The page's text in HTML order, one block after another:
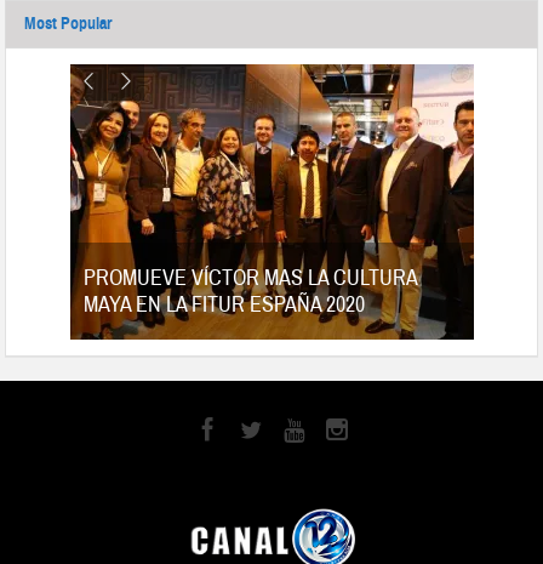
Most Popular
PROMUEVE VÍCTOR MAS LA CULTURA
MAYA EN LA FITUR ESPAÑA 2020